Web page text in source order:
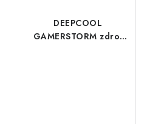
DEEPCOOL
GAMERSTORM zdroj